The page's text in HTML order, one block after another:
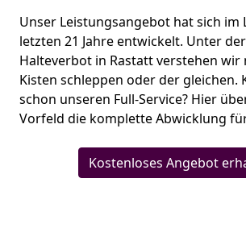
Unser Leistungsangebot hat sich im
letzten 21 Jahre entwickelt. Unter
Halteverbot in Rastatt verstehen wir
Kisten schleppen oder der gleichen.
schon unseren Full-Service? Hier
Vorfeld die komplette Abwicklung
Kostenloses Angebot